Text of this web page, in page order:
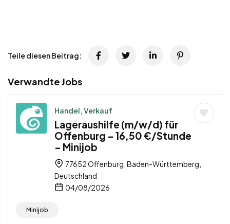
Teile diesen Beitrag:
Verwandte Jobs
Handel, Verkauf
Lageraushilfe (m/w/d) für
Offenburg – 16,50 €/Stunde
– Minijob
77652 Offenburg, Baden-Württemberg,
Deutschland
04/08/2026
Minijob